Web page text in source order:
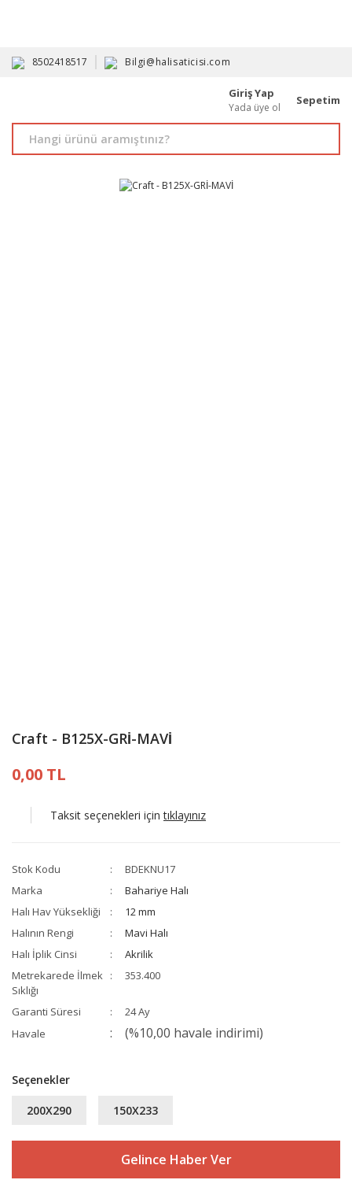
8502418517 Bilgi@halisaticisi.com
Giriş Yap
Yada üye ol
Sepetim
Craft - B125X-GRİ-MAVİ
0,00 TL
Taksit seçenekleri içintıklayınız
Stok Kodu
BDEKNU17
Marka
Bahariye Halı
Halı Hav Yüksekliği
12 mm
Halının Rengi
Mavi Halı
Halı İplik Cinsi
Akrilik
Metrekarede İlmek
Sıklığı
353.400
Garanti Süresi
24 Ay
Havale
(%10,00 havale indirimi)
Seçenekler
200X290 150X233
Gelince Haber Ver